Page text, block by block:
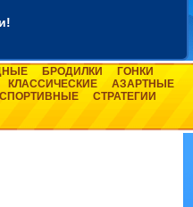
БРОДИЛКИ
ГОНКИ
КЛАССИЧЕСКИЕ
АЗАРТНЫЕ
СПОРТИВНЫЕ
СТРАТЕГИИ